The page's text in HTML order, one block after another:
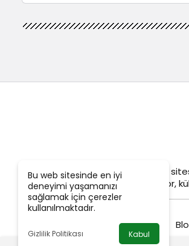
Bu web sitesinde en iyi
deneyimi yaşamanızı
sağlamak için çerezler
kullanılmaktadır.
Gizlilik Politikası Kabul
Objektif Adana Son Dakika
haber
siyaset, ekonomi, tarım, yerel spor,